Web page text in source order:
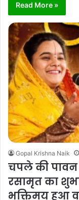
Read More »
Gopal Krishna Naik
चपले की पावन
रसामृत का
भक्तिमय हुआ